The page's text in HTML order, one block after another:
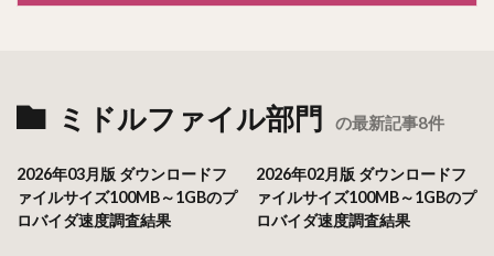
ミドルファイル部門 の最新記事8件
2026年03月版 ダウンロードフ
ァイルサイズ100MB～1GBのプ
ロバイダ速度調査結果
2026年02月版 ダウンロードフ
ァイルサイズ100MB～1GBのプ
ロバイダ速度調査結果